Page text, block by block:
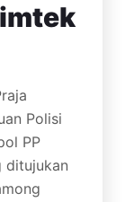
Polisi
PP
ditujukan